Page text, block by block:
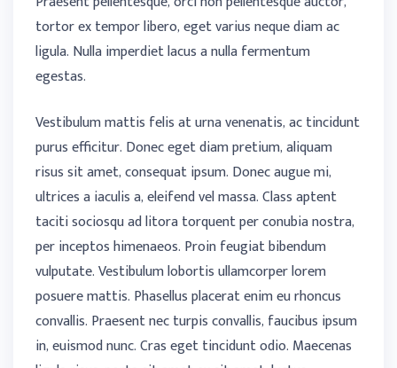
tortor ex tempor libero, eget varius neque diam ac
ligula. Nulla imperdiet lacus a nulla fermentum
egestas.
Vestibulum mattis felis at urna venenatis, ac tincidunt
purus efficitur. Donec eget diam pretium, aliquam
risus sit amet, consequat ipsum. Donec augue mi,
ultrices a iaculis a, eleifend vel massa. Class aptent
taciti sociosqu ad litora torquent per conubia nostra,
per inceptos himenaeos. Proin feugiat bibendum
vulputate. Vestibulum lobortis ullamcorper lorem
posuere mattis. Phasellus placerat enim eu rhoncus
convallis. Praesent nec turpis convallis, faucibus ipsum
in, euismod nunc. Cras eget tincidunt odio. Maecenas